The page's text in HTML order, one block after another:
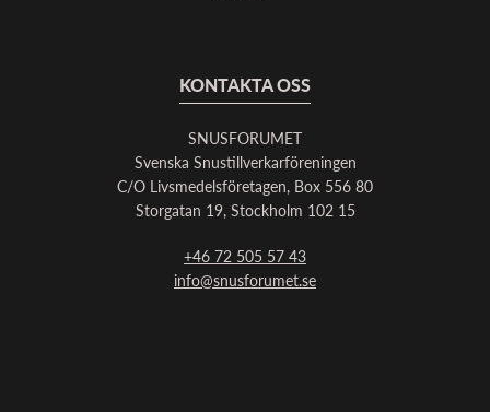
KONTAKTA OSS
SNUSFORUMET
Svenska Snustillverkarföreningen
C/O Livsmedelsföretagen, Box 556 80
Storgatan 19, Stockholm 102 15
+46 72 505 57 43
info@snusforumet.se